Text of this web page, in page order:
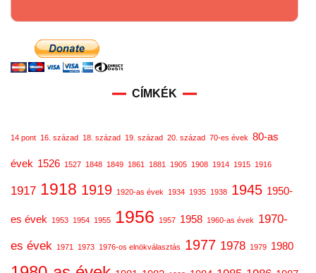
CÍMKÉK
14 pont 16. század 18. század 19. század 20. század 70-es évek 80-as
évek 1526 1527 1848 1849 1861 1881 1905 1908 1914 1915 1916
1917 1918 1919 1920-as évek 1934 1935 1938 1945 1950-
es évek 1953 1954 1955 1956 1957 1958 1960-as évek
1970-
es évek 1971 1973 1976-os elnökválasztás 1977 1978 1979 1980